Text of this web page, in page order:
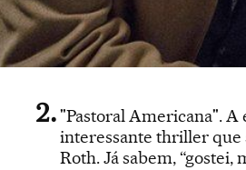
"Pastoral Americana". A
interessante thriller que
Roth. Já sabem, “gostei,